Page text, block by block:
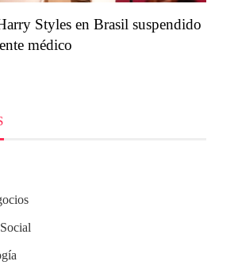
Styles en Brasil suspendido
médico